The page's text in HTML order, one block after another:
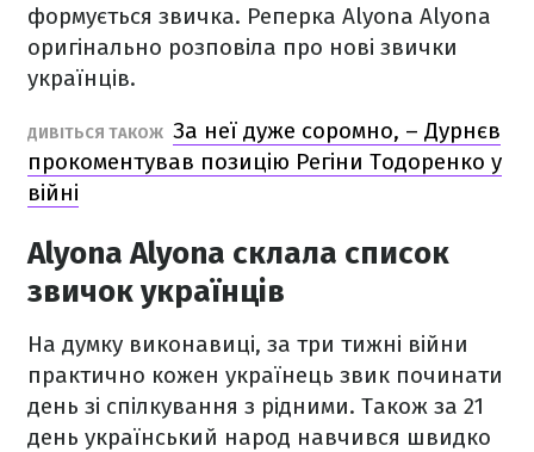
формується звичка. Реперка Alyona Alyona
оригінально розповіла про нові звички
українців.
ДИВІТЬСЯ ТАКОЖ За неї дуже соромно, – Дурнєв
прокоментував позицію Регіни Тодоренко у
війні
Alyona Alyona склала список
звичок українців
На думку виконавиці, за три тижні війни
практично кожен українець звик починати
день зі спілкування з рідними. Також за 21
день український народ навчився швидко